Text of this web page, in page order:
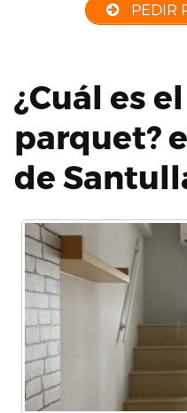
PEDIR
¿Cuál es
parquet?
de